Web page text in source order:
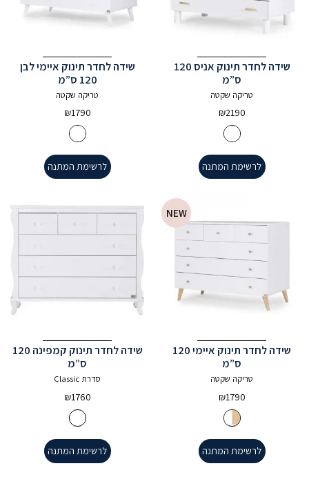
שידה לחדר תינוק אניס 120
ס”מ
טריקה שקטה
₪2190
לרשימת המתנה
שידה לחדר תינוק איימי לבן
120 ס”מ
טריקה שקטה
₪1790
לרשימת המתנה
NEW
שידה לחדר תינוק איימי 120
ס”מ
טריקה שקטה
₪1790
לרשימת המתנה
שידה לחדר תינוק קמפינה 120
ס”מ
סדרת Classic
₪1760
לרשימת המתנה